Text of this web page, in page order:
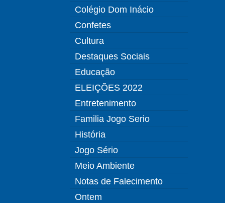
Colégio Dom Inácio
Confetes
Cultura
Destaques Sociais
Educação
ELEIÇÕES 2022
Entretenimento
Familia Jogo Serio
História
Jogo Sério
Meio Ambiente
Notas de Falecimento
Ontem